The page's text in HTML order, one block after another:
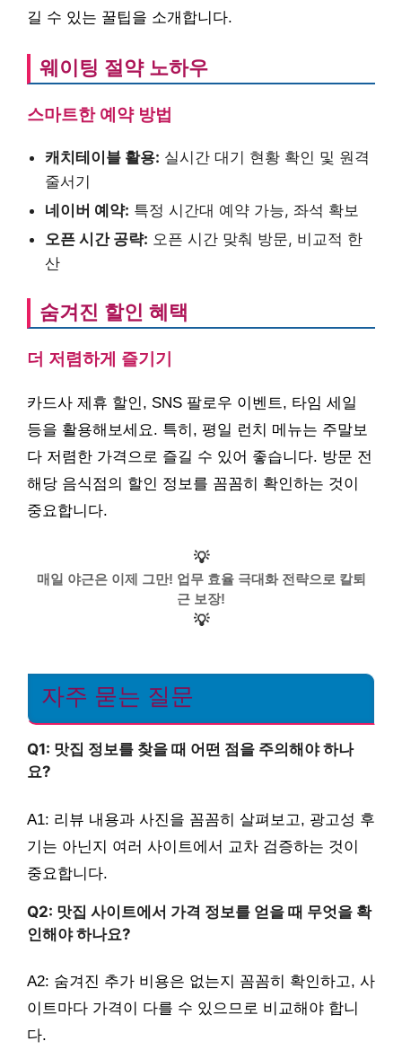
길 수 있는 꿀팁을 소개합니다.
웨이팅 절약 노하우
스마트한 예약 방법
캐치테이블 활용: 실시간 대기 현황 확인 및 원격
줄서기
네이버 예약: 특정 시간대 예약 가능, 좌석 확보
오픈 시간 공략: 오픈 시간 맞춰 방문, 비교적 한
산
숨겨진 할인 혜택
더 저렴하게 즐기기
카드사 제휴 할인, SNS 팔로우 이벤트, 타임 세일
등을 활용해보세요. 특히, 평일 런치 메뉴는 주말보
다 저렴한 가격으로 즐길 수 있어 좋습니다. 방문 전
해당 음식점의 할인 정보를 꼼꼼히 확인하는 것이
중요합니다.
💡
매일 야근은 이제 그만! 업무 효율 극대화 전략으로 칼퇴
근 보장!
💡
자주 묻는 질문
Q1: 맛집 정보를 찾을 때 어떤 점을 주의해야 하나
요?
A1: 리뷰 내용과 사진을 꼼꼼히 살펴보고, 광고성 후
기는 아닌지 여러 사이트에서 교차 검증하는 것이
중요합니다.
Q2: 맛집 사이트에서 가격 정보를 얻을 때 무엇을 확
인해야 하나요?
A2: 숨겨진 추가 비용은 없는지 꼼꼼히 확인하고, 사
이트마다 가격이 다를 수 있으므로 비교해야 합니
다.